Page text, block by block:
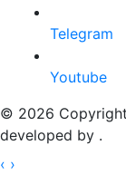
Telegram
Youtube
© 2026
developed by .
‹ ›